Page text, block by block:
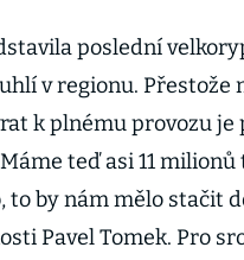
poslední
v regionu. Přestože
k plnému provozu
teď asi 11
to by nám mělo stačit
Pavel Tomek. Pro